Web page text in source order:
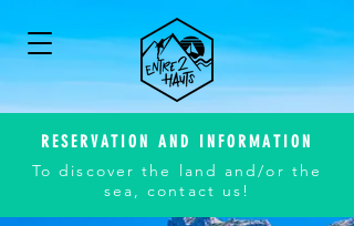
RESERVATION AND INFORMATION
To discover the land and/or the
sea, contact us!